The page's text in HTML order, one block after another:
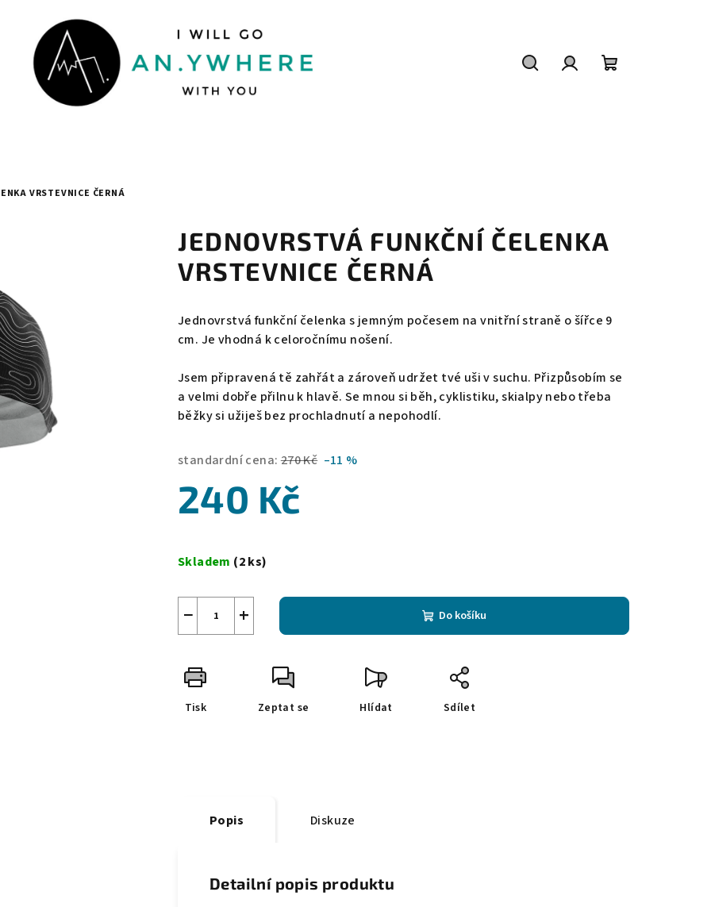
VRSTEVNICE ČERNÁ
JEDNOVRSTVÁ FUNKČNÍ ČELENKA
VRSTEVNICE ČERNÁ
Jednovrstvá funkční čelenka s jemným počesem na vnitřní straně o šířce 9
cm. Je vhodná k celoročnímu nošení.
Jsem připravená tě zahřát a zároveň udržet tvé uši v suchu. Přizpůsobím se
a velmi dobře přilnu k hlavě. Se mnou si běh, cyklistiku, skialpy nebo třeba
běžky si užiješ bez prochladnutí a nepohodlí.
standardní cena: 270 Kč –11 %
240 Kč
cena:
Skladem (2 ks)
+
− Do košíku
Tisk Zeptat se Hlídat Sdílet
Popis Diskuze
Detailní popis produktu